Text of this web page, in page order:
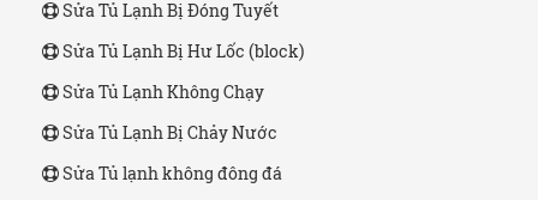
Sửa Tủ Lạnh Bị Đóng Tuyết
Sửa Tủ Lạnh Bị Hư Lốc (block)
Sửa Tủ Lạnh Không Chạy
Sửa Tủ Lạnh Bị Chảy Nước
Sửa Tủ lạnh không đông đá